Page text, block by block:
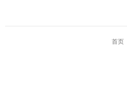
首页